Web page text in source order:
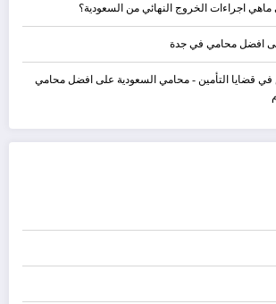
ماهي اجراءات الخروج النهائي من السعودية؟
افضل محامي في جدة
قضايا التأمين - محامي السعودية على افضل محامي